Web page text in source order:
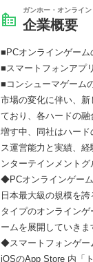
ガンホー・オンライ
企業概要
■PCオンラインゲー
■スマートフォンアプ
■コンシューマゲーム
市場の変化に伴い、
ており、各ハードの
増す中、同社はハー
ス運営能力と実績、
ンターテインメントグ
◆PCオンラインゲーム
日本最大級の規模を
タイプのオンライン
ームを展開していきま
◆スマートフォンゲー
iOSのApp Store 内「